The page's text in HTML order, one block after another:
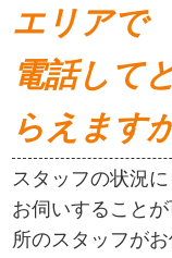
エリアで
電話して
らえます
スタッフの状況
お伺いすること
所のスタッフが